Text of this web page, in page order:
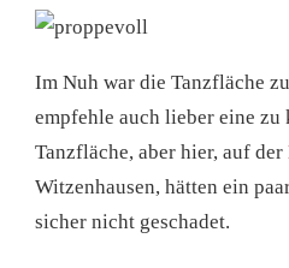
Im Nuh war die Tanzfläche
empfehle auch lieber eine zu
Tanzfläche, aber hier, auf
Witzenhausen, hätten ein
sicher nicht geschadet.